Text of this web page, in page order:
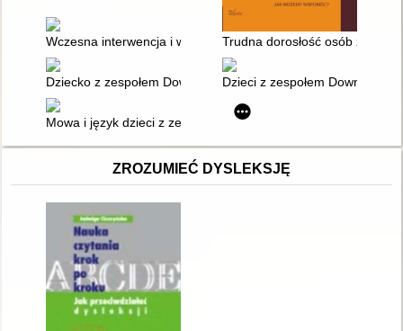
Wczesna interwencja i wspomaganie rozwoju u dzieci z
Trudna dorosłość osób z
Dziecko z zespołem Downa : jaka to musi być miłość
Dzieci z zespołem Downa :
Mowa i język dzieci z zespołem Downa : czynniki zakłócające
ZROZUMIEĆ DYSLEKSJĘ